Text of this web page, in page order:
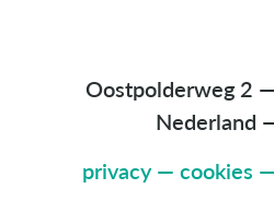
Oostpolderweg 2
Nederland
privacy— cookies —